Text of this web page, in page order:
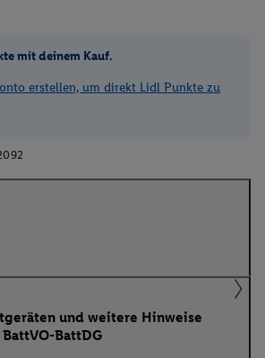
mit deinem Kauf.
erstellen, um direkt Lidl Punkte zu
und weitere Hinweise
BattDG